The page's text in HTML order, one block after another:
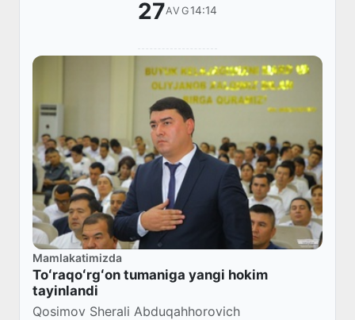
27AVG14:14
Mamlakatimizda
Toʻraqoʻrgʻon tumaniga yangi hokim
tayinlandi
Qosimov Sherali Abduqahhorovich